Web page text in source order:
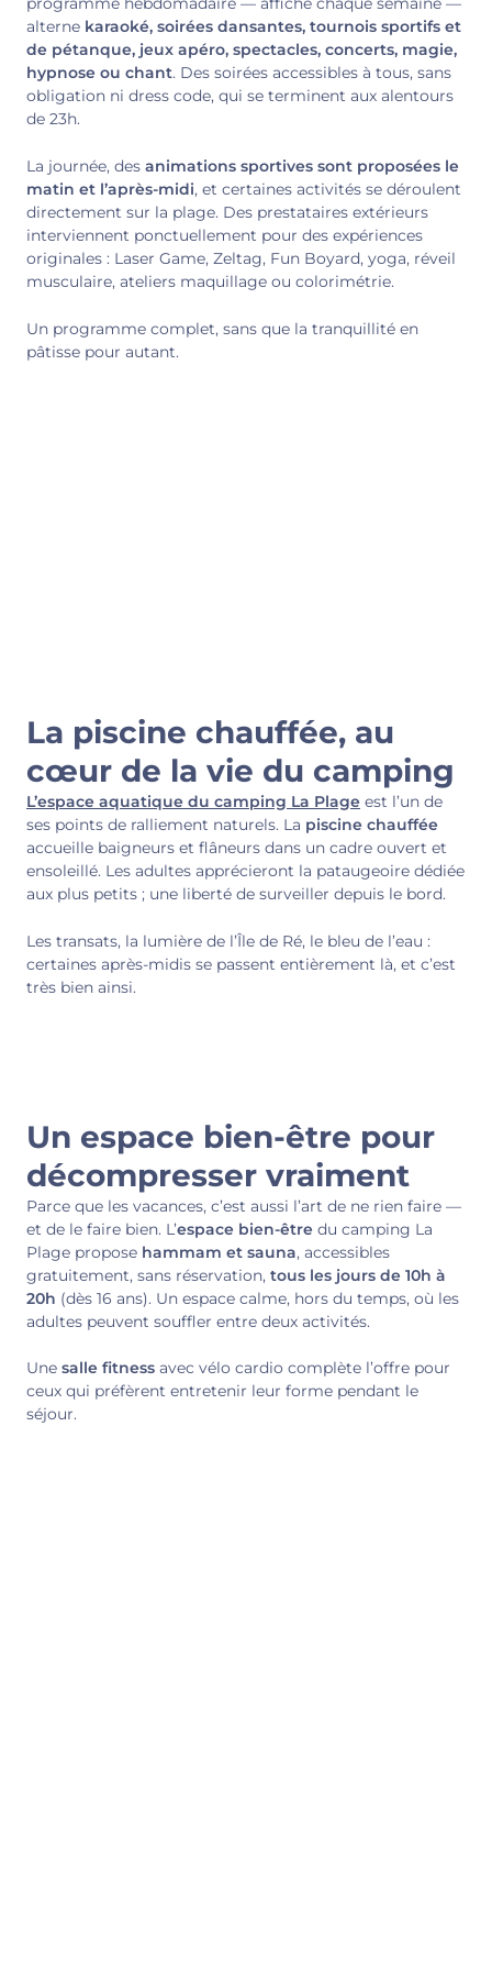
alterne karaoké, soirées dansantes, tournois sportifs et
de pétanque, jeux apéro, spectacles, concerts, magie,
hypnose ou chant. Des soirées accessibles à tous, sans
obligation ni dress code, qui se terminent aux alentours
de 23h.
La journée, des animations sportives sont proposées le
matin et l’après-midi, et certaines activités se déroulent
directement sur la plage. Des prestataires extérieurs
interviennent ponctuellement pour des expériences
originales : Laser Game, Zeltag, Fun Boyard, yoga, réveil
musculaire, ateliers maquillage ou colorimétrie.
Un programme complet, sans que la tranquillité en
pâtisse pour autant.
La piscine chauffée, au
cœur de la vie du camping
L’espace aquatique du camping La Plage est l’un de
ses points de ralliement naturels. La piscine chauffée
accueille baigneurs et flâneurs dans un cadre ouvert et
ensoleillé. Les adultes apprécieront la pataugeoire dédiée
aux plus petits ; une liberté de surveiller depuis le bord.
Les transats, la lumière de l’Île de Ré, le bleu de l’eau :
certaines après-midis se passent entièrement là, et c’est
très bien ainsi.
Un espace bien-être pour
décompresser vraiment
Parce que les vacances, c’est aussi l’art de ne rien faire —
et de le faire bien. L’espace bien-être du camping La
Plage propose hammam et sauna, accessibles
gratuitement, sans réservation, tous les jours de 10h à
20h (dès 16 ans). Un espace calme, hors du temps, où les
adultes peuvent souffler entre deux activités.
Une salle fitness avec vélo cardio complète l’offre pour
ceux qui préfèrent entretenir leur forme pendant le
séjour.